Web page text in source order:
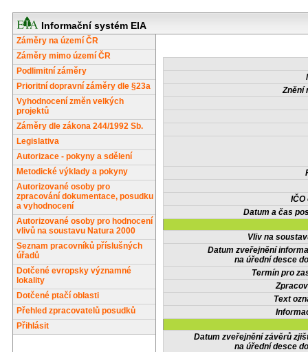
Informační systém EIA
Záměry na území ČR
Záměry mimo území ČR
Podlimitní záměry
Prioritní dopravní záměry dle §23a
Vyhodnocení změn velkých
projektů
Záměry dle zákona 244/1992 Sb.
Legislativa
Autorizace - pokyny a sdělení
Metodické výklady a pokyny
Autorizované osoby pro
zpracování dokumentace, posudku
a vyhodnocení
Autorizované osoby pro hodnocení
vlivů na soustavu Natura 2000
Seznam pracovníků příslušných
úřadů
Dotčené evropsky významné
lokality
Dotčené ptačí oblasti
Přehled zpracovatelů posudků
Přihlásit
Znění
IČO
Datum a čas
Vliv na
Datum zveřejnění
na úřední desce
Termín pro
Text
Datum zveřejnění závěrů
na úřední desce